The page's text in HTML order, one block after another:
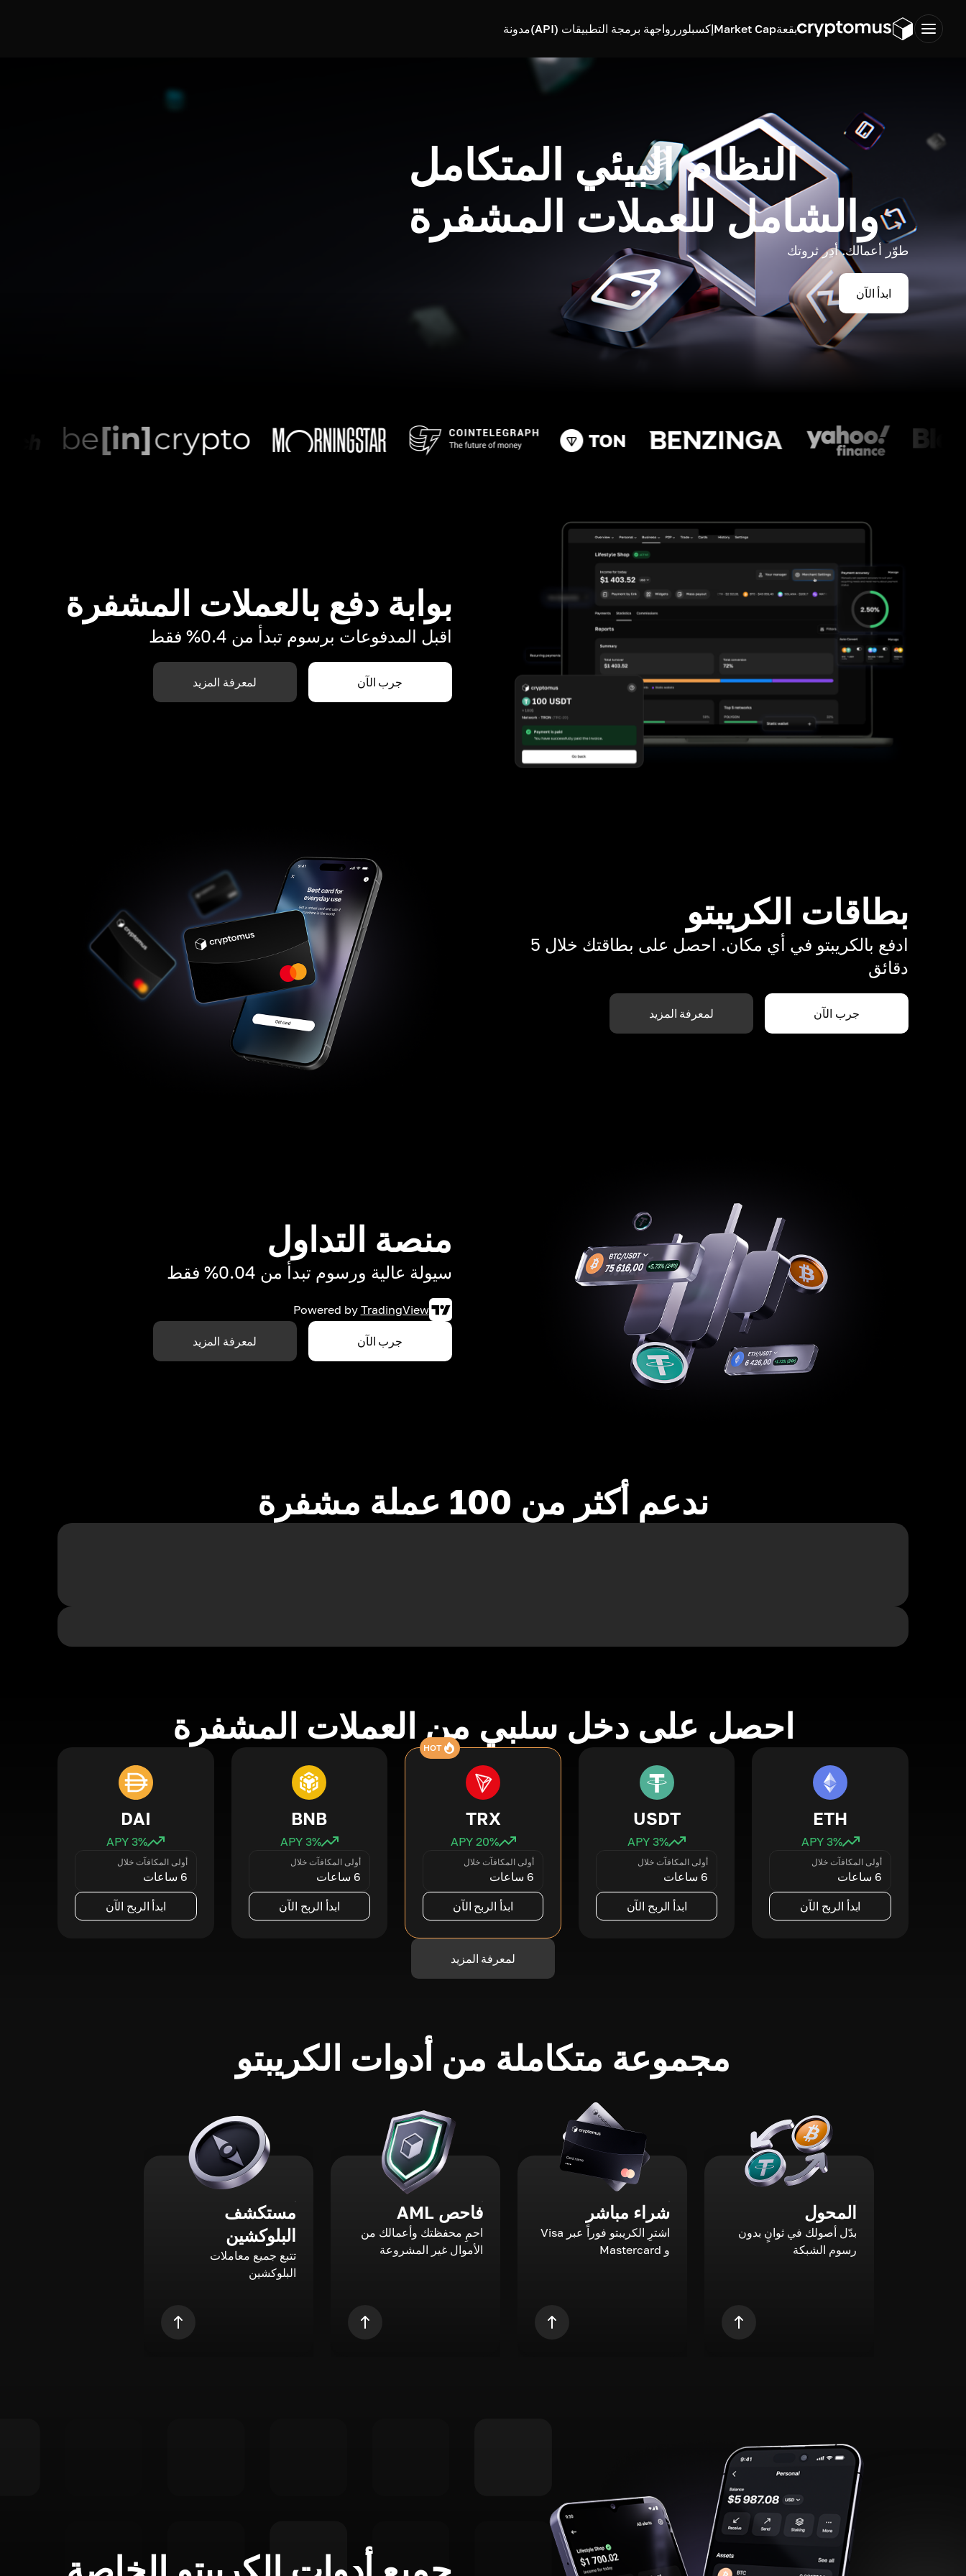
بقعةMarket Capإكسبلورر واجهة برمجة التطبيقات (API) مدونة
النظام البيئي المتكامل
والشامل للعملات المشفرة
طوّر أعمالك. أدِر ثروتك
ابدأ الآن
بوابة دفع بالعملات المشفرة
اقبل المدفوعات برسوم تبدأ من 0.4% فقط
جرب الآن لمعرفة المزيد
بطاقات الكريبتو
ادفع بالكريبتو في أي مكان. احصل على بطاقتك خلال 5
دقائق
جرب الآن لمعرفة المزيد
منصة التداول
سيولة عالية ورسوم تبدأ من 0.04% فقط
Powered by TradingView
جرب الآن لمعرفة المزيد
ندعم أكثر من 100 عملة مشفرة
احصل على دخل سلبي من العملات المشفرة
ETH
3% APY
أولى المكافآت خلال
6 ساعات
ابدأ الربح الآن
USDT
3% APY
أولى المكافآت خلال
6 ساعات
ابدأ الربح الآن
HOT
TRX
20% APY
أولى المكافآت خلال
6 ساعات
ابدأ الربح الآن
BNB
3% APY
أولى المكافآت خلال
6 ساعات
ابدأ الربح الآن
DAI
3% APY
أولى المكافآت خلال
6 ساعات
ابدأ الربح الآن
لمعرفة المزيد
مجموعة متكاملة من أدوات الكريبتو
المحول
بدّل أصولك في ثوانٍ بدون
رسوم الشبكة
شراء مباشر
اشترِ الكريبتو فوراً عبر Visa
و Mastercard
فاحص AML
احمِ محفظتك وأعمالك من
الأموال غير المشروعة
مستكشف
البلوكشين
تتبع جميع معاملات
البلوكشين